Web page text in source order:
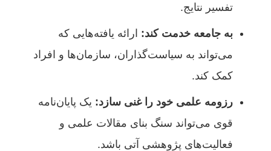
تفسیر نتایج.
به جامعه خدمت کند: ارائه یافته‌هایی که
می‌تواند به سیاست‌گذاران، سازمان‌ها و افراد
کمک کند.
رزومه علمی خود را غنی سازد: یک پایان‌نامه
قوی می‌تواند سنگ بنای مقالات علمی و
فعالیت‌های پژوهشی آتی باشد.